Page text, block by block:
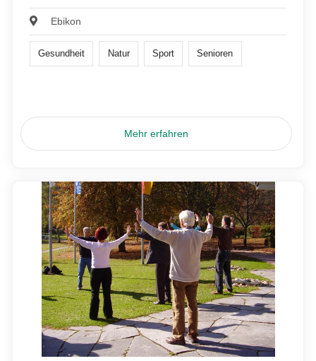
Ebikon
Gesundheit Natur Sport Senioren
Mehr erfahren